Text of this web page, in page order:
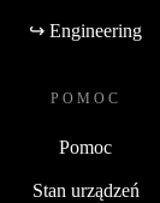
↪ Engineering
POMOC
Pomoc
Stan urządzeń